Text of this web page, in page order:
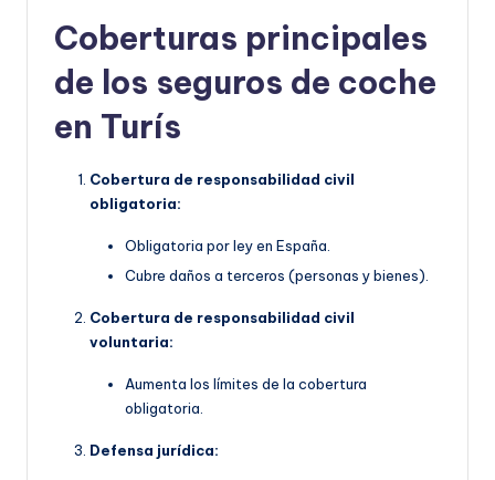
Coberturas principales
de los seguros de coche
en Turís
Cobertura de responsabilidad civil
obligatoria:
Obligatoria por ley en España.
Cubre daños a terceros (personas y bienes).
Cobertura de responsabilidad civil
voluntaria:
Aumenta los límites de la cobertura
obligatoria.
Defensa jurídica: